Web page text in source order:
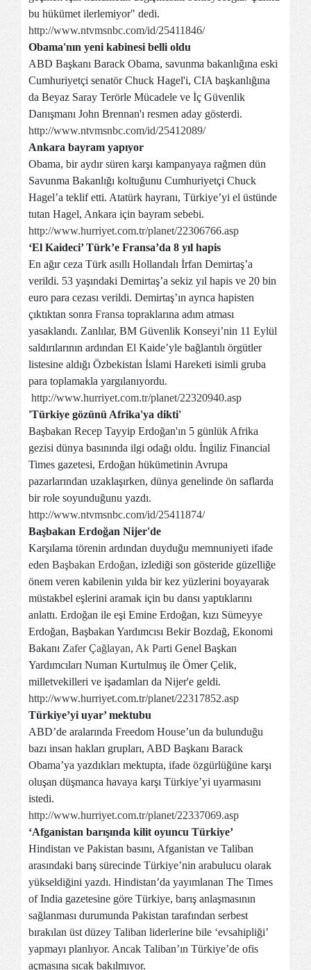
bu hükümet ilerlemiyor" dedi.
http://www.ntvmsnbc.com/id/25411846/
Obama'nın yeni kabinesi belli oldu
ABD Başkanı Barack Obama, savunma bakanlığına eski
Cumhuriyetçi senatör Chuck Hagel'i, CIA başkanlığına
da Beyaz Saray Terörle Mücadele ve İç Güvenlik
Danışmanı John Brennan'ı resmen aday gösterdi.
http://www.ntvmsnbc.com/id/25412089/
Ankara bayram yapıyor
Obama, bir aydır süren karşı kampanyaya rağmen dün
Savunma Bakanlığı koltuğunu Cumhuriyetçi Chuck
Hagel’a teklif etti. Atatürk hayranı, Türkiye’yi el üstünde
tutan Hagel, Ankara için bayram sebebi.
http://www.hurriyet.com.tr/planet/22306766.asp
‘El Kaideci’ Türk’e Fransa’da 8 yıl hapis
En ağır ceza Türk asıllı Hollandalı İrfan Demirtaş’a
verildi. 53 yaşındaki Demirtaş’a sekiz yıl hapis ve 20 bin
euro para cezası verildi. Demirtaş’ın ayrıca hapisten
çıktıktan sonra Fransa topraklarına adım atması
yasaklandı. Zanlılar, BM Güvenlik Konseyi’nin 11 Eylül
saldırılarının ardından El Kaide’yle bağlantılı örgütler
listesine aldığı Özbekistan İslami Hareketi isimli gruba
para toplamakla yargılanıyordu.
http://www.hurriyet.com.tr/planet/22320940.asp
'Türkiye gözünü Afrika'ya dikti'
Başbakan Recep Tayyip Erdoğan'ın 5 günlük Afrika
gezisi dünya basınında ilgi odağı oldu. İngiliz Financial
Times gazetesi, Erdoğan hükümetinin Avrupa
pazarlarından uzaklaşırken, dünya genelinde ön saflarda
bir role soyunduğunu yazdı.
http://www.ntvmsnbc.com/id/25411874/
Başbakan Erdoğan Nijer'de
Karşılama törenin ardından duyduğu memnuniyeti ifade
eden Başbakan Erdoğan, izlediği son gösteride güzelliğe
önem veren kabilenin yılda bir kez yüzlerini boyayarak
müstakbel eşlerini aramak için bu dansı yaptıklarını
anlattı. Erdoğan ile eşi Emine Erdoğan, kızı Sümeyye
Erdoğan, Başbakan Yardımcısı Bekir Bozdağ, Ekonomi
Bakanı Zafer Çağlayan, Ak Parti Genel Başkan
Yardımcıları Numan Kurtulmuş ile Ömer Çelik,
milletvekilleri ve işadamları da Nijer'e geldi.
http://www.hurriyet.com.tr/planet/22317852.asp
Türkiye’yi uyar’ mektubu
ABD’de aralarında Freedom House’un da bulunduğu
bazı insan hakları grupları, ABD Başkanı Barack
Obama’ya yazdıkları mektupta, ifade özgürlüğüne karşı
oluşan düşmanca havaya karşı Türkiye’yi uyarmasını
istedi.
http://www.hurriyet.com.tr/planet/22337069.asp
‘Afganistan barışında kilit oyuncu Türkiye’
Hindistan ve Pakistan basını, Afganistan ve Taliban
arasındaki barış sürecinde Türkiye’nin arabulucu olarak
yükseldiğini yazdı. Hindistan’da yayımlanan The Times
of India gazetesine göre Türkiye, barış anlaşmasının
sağlanması durumunda Pakistan tarafından serbest
bırakılan üst düzey Taliban liderlerine bile ‘evsahipliği’
yapmayı planlıyor. Ancak Taliban’ın Türkiye’de ofis
açmasına sıcak bakılmıyor.